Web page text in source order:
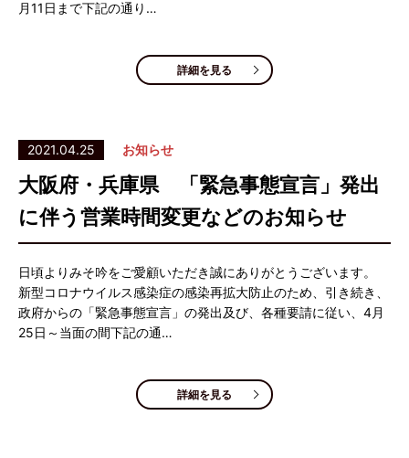
月11日まで下記の通り…
詳細を見る
2021.04.25 お知らせ
大阪府・兵庫県 「緊急事態宣言」発出
に伴う営業時間変更などのお知らせ
日頃よりみそ吟をご愛顧いただき誠にありがとうございます。
新型コロナウイルス感染症の感染再拡大防止のため、引き続き、
政府からの「緊急事態宣言」の発出及び、各種要請に従い、4月
25日～当面の間下記の通…
詳細を見る